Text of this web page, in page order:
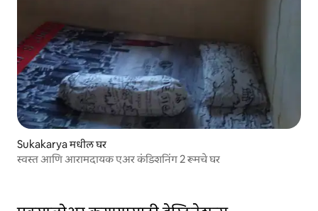
Sukakarya मधील घर
स्वस्त आणि आरामदायक एअर कंडिशनिंग 2 रूमचे घर